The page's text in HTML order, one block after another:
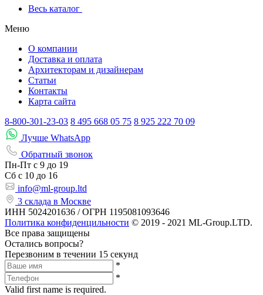
Весь каталог
Меню
О компании
Доставка и оплата
Архитекторам и дизайнерам
Статьи
Контакты
Карта сайта
8-800-301-23-03 8 495 668 05 75 8 925 222 70 09
Лучше WhatsApp
Обратный звонок
Пн-Пт с 9 до 19
Сб с 10 до 16
info@ml-group.ltd
3 склада в Москве
ИНН 5024201636 / ОГРН 1195081093646
Политика конфиденцильности © 2019 - 2021 ML-Group.LTD.
Все права защищены
Остались вопросы?
Перезвоним в течении 15 секунд
*
*
Valid first name is required.